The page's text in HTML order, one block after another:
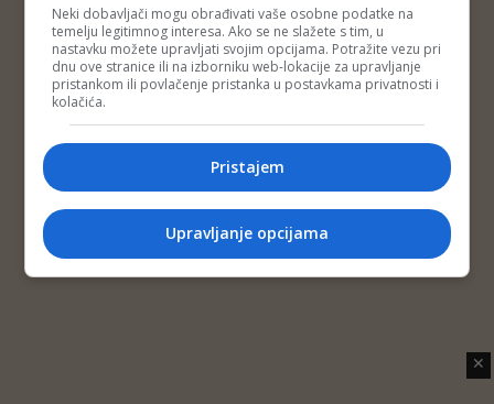
✕
Neki dobavljači mogu obrađivati vaše osobne podatke na
temelju legitimnog interesa. Ako se ne slažete s tim, u
nastavku možete upravljati svojim opcijama. Potražite vezu pri
dnu ove stranice ili na izborniku web-lokacije za upravljanje
pristankom ili povlačenje pristanka u postavkama privatnosti i
kolačića.
Pristajem
Upravljanje opcijama